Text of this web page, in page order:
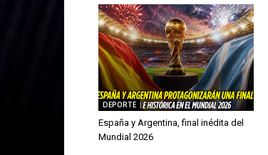
DEPORTE
España y Argentina, final inédita del
Mundial 2026